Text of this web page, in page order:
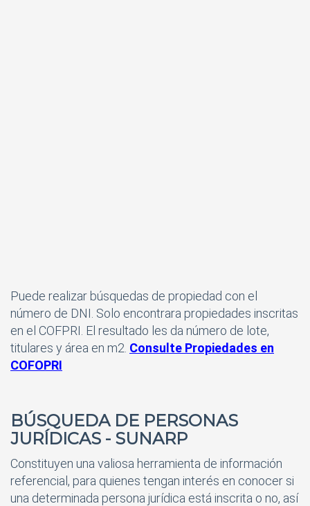
Puede realizar búsquedas de propiedad con el
número de DNI. Solo encontrara propiedades inscritas
en el COFPRI. El resultado les da número de lote,
titulares y área en m2. Consulte Propiedades en
COFOPRI
BÚSQUEDA DE PERSONAS
JURÍDICAS - SUNARP
Constituyen una valiosa herramienta de información
referencial, para quienes tengan interés en conocer si
una determinada persona jurídica está inscrita o no, así